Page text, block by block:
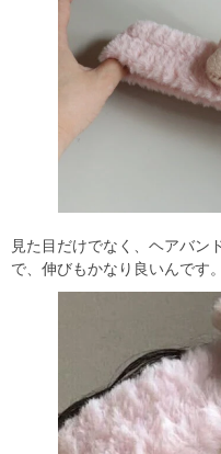
見た目だけでなく、ヘアバン
で、伸びもかなり良いんです。